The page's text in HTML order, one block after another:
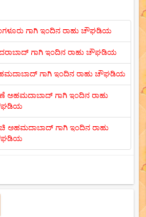
ಗಾಗಿ ಇಂದಿನ ರಾಹು ಚೌಘಡಿಯ
ಗಾಗಿ ಇಂದಿನ ರಾಹು ಚೌಘಡಿಯ
ಗಾಗಿ ಇಂದಿನ ರಾಹು ಚೌಘಡಿಯ
ಅಹಮದಾಬಾದ್ ಗಾಗಿ ಇಂದಿನ ರಾಹು
ಅಹಮದಾಬಾದ್ ಗಾಗಿ ಇಂದಿನ ರಾಹು